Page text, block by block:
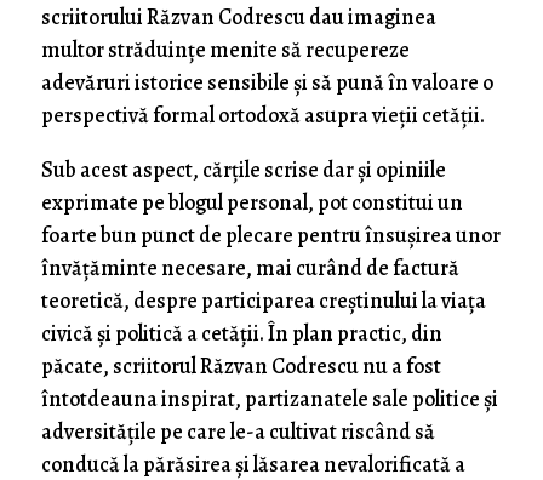
scriitorului Răzvan Codrescu dau imaginea
multor străduinţe menite să recupereze
adevăruri istorice sensibile şi să pună în valoare o
perspectivă formal ortodoxă asupra vieţii cetăţii.
Sub acest aspect, cărţile scrise dar şi opiniile
exprimate pe blogul personal, pot constitui un
foarte bun punct de plecare pentru însuşirea unor
învăţăminte necesare, mai curând de factură
teoretică, despre participarea creştinului la viaţa
civică şi politică a cetăţii. În plan practic, din
păcate, scriitorul Răzvan Codrescu nu a fost
întotdeauna inspirat, partizanatele sale politice şi
adversităţile pe care le-a cultivat riscând să
conducă la părăsirea şi lăsarea nevalorificată a